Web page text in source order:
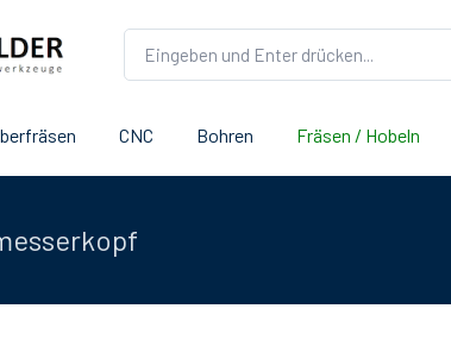
CNC Bohren Fräsen / Hobeln